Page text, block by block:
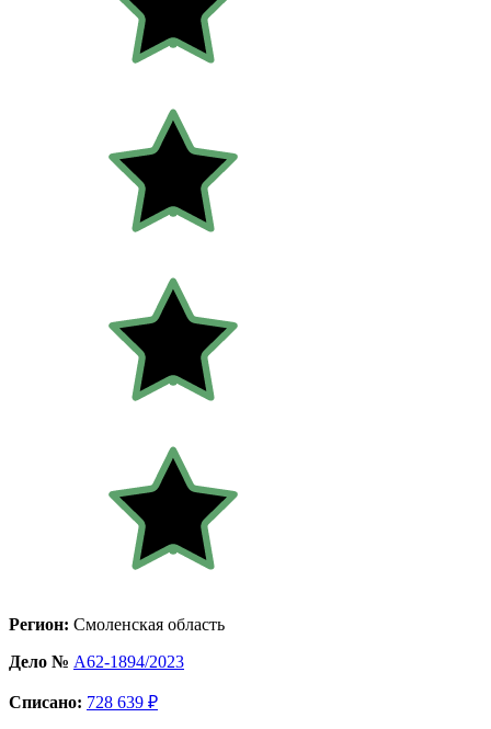
Регион: Смоленская область
Дело № А62-1894/2023
Списано: 728 639 ₽